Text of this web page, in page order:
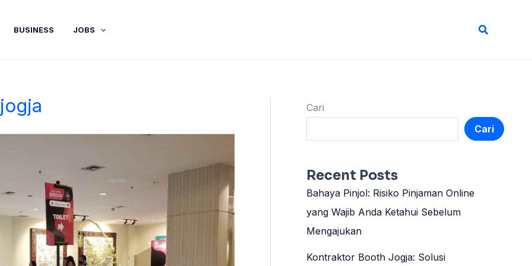
BUSINESS JOBS Cari
Cari
Cari
Recent Posts
Bahaya Pinjol: Risiko Pinjaman Online
yang Wajib Anda Ketahui Sebelum
Mengajukan
Kontraktor Booth Jogja: Solusi